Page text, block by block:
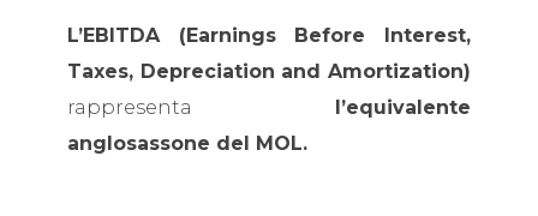
L’EBITDA (Earnings Before Interest,
Taxes, Depreciation and Amortization)
rappresenta l’equivalente
anglosassone del MOL.